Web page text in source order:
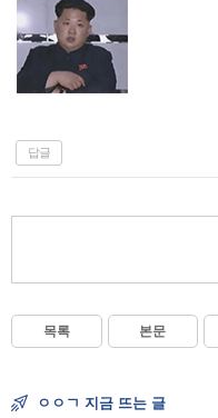
답글
목록 본문
ㅇㅇㄱ 지금 뜨는 글